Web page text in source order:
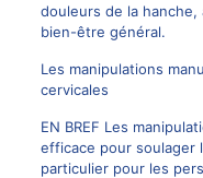
douleurs de la
bien-être général.
Les manipulations
cervicales
EN BREF Les
efficace pour soulager
particulier pour les